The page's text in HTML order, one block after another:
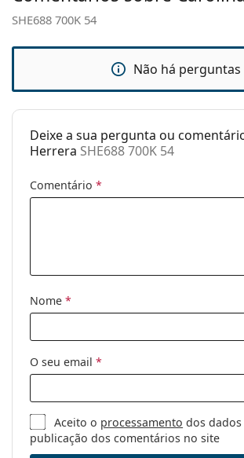
ajustáveis:
Sim
Pano de
limpeza:
Sim
Outros
Género:
Mulher
Categoria:
SHE688 700K 54
Não há perguntas
Deixe a sua pergunta ou
Herrera SHE688 700K 54
Comentário *
Nome *
O seu email *
Aceito o processamento dos
publicação dos comentários no site